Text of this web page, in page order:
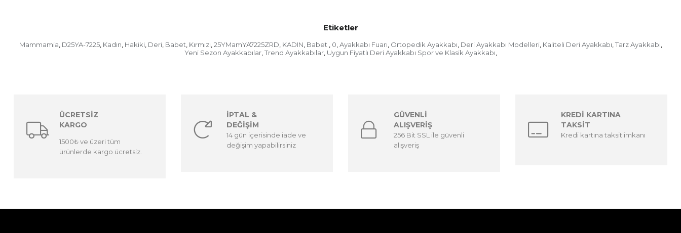
Etiketler
Mammamia, D25YA-7225, Kadın, Hakiki, Deri, Babet, Kırmızı, 25YMamYA7225ZRD, KADIN, Babet , 0, Ayakkabı Fuarı, Ortopedik Ayakkabı, Deri Ayakkabı Modelleri, Kaliteli Deri Ayakkabı, Tarz Ayakkabı,
Yeni Sezon Ayakkabılar, Trend Ayakkabılar, Uygun Fiyatlı Deri Ayakkabı Spor ve Klasik Ayakkabı,
ÜCRETSİZ
KARGO
1500₺ ve üzeri tüm
ürünlerde kargo ücretsiz.
İPTAL &
DEĞİŞİM
14 gün içerisinde iade ve
değişim yapabilirsiniz
GÜVENLİ
ALIŞVERİŞ
256 Bit SSL ile güvenli
alışveriş
KREDİ KARTINA
TAKSİT
Kredi kartına taksit imkanı